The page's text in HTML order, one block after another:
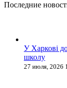
Последние
У Харкові
школу
27 июля, 2026